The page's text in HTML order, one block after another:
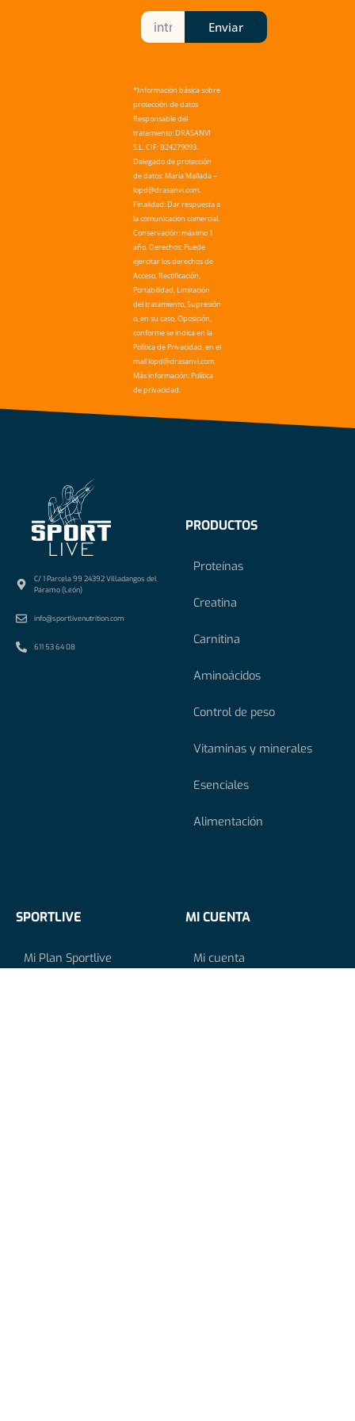
Enviar
*Información básica sobre
protección de datos
Responsable del
tratamiento: DRASANVI
S.L. CIF: B24279093.
Delegado de protección
de datos: María Mallada –
lopd@drasanvi.com.
Finalidad: Dar respuesta a
la comunicación comercial.
Conservación: máximo 1
año. Derechos: Puede
ejercitar los derechos de
Acceso, Rectificación,
Portabilidad, Limitación
del tratamiento, Supresión
o, en su caso, Oposición,
conforme se indica en la
Política de Privacidad, en el
mail lopd@drasanvi.com.
Más información: Política
de privacidad.
C/ 1 Parcela 99 24392 Villadangos del
Páramo (León)
info@sportlivenutrition.com
611 53 64 08
PRODUCTOS
Proteínas
Creatina
Carnitina
Aminoácidos
Control de peso
Vitaminas y minerales
Esenciales
Alimentación
SPORTLIVE
Mi Plan Sportlive
MI CUENTA
Mi cuenta